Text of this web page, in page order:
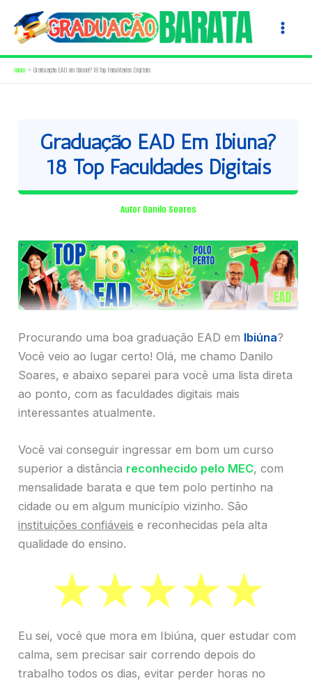
para
conteúdo
Início Graduação EAD em Ibiúna? 18 Top Faculdades Digitais
Graduação EAD Em Ibiúna?
18 Top Faculdades Digitais
Autor Danilo Soares
Procurando uma boa graduação EAD em Ibiúna?
Você veio ao lugar certo! Olá, me chamo Danilo
Soares, e abaixo separei para você uma lista direta
ao ponto, com as faculdades digitais mais
interessantes atualmente.
Você vai conseguir ingressar em bom um curso
superior a distância reconhecido pelo MEC, com
mensalidade barata e que tem polo pertinho na
cidade ou em algum município vizinho. São
instituições confiáveis e reconhecidas pela alta
qualidade do ensino.
Eu sei, você que mora em Ibiúna, quer estudar com
calma, sem precisar sair correndo depois do
trabalho todos os dias, evitar perder horas no